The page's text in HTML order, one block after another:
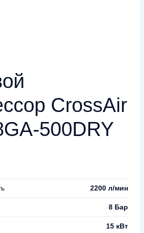
CrossAir
500DRY
2200 л/мин
8 Бар
15 кВт